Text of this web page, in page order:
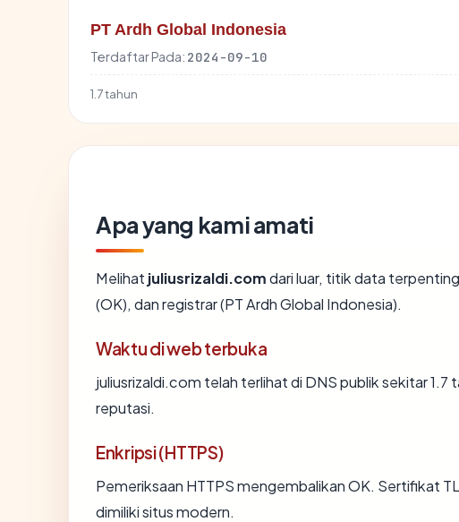
PT Ardh Global Indonesia
Terdaftar Pada: 2024-09-10
1.7 tahun
Apa yang kami amati
Melihat juliusrizaldi.comdari luar, titik data
(OK), dan registrar (PT Ardh Global Indonesia).
Waktu di web terbuka
juliusrizaldi.com telah terlihat di DNS publik sekitar
reputasi.
Enkripsi (HTTPS)
Pemeriksaan HTTPS mengembalikan OK. Sertifikat
dimiliki situs modern.